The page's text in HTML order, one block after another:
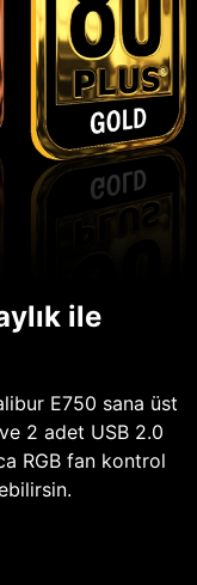
ile
E750 sana üst
2 adet USB 2.0
RGB fan kontrol